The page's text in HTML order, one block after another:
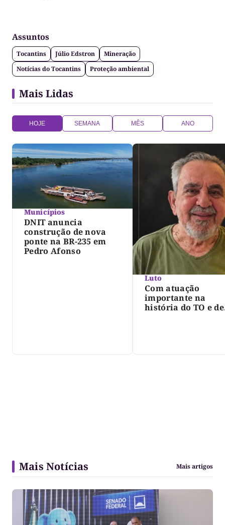
Assuntos
Tocantins Júlio Edstron
Mineração
Notícias do Tocantins
Proteção ambiental
Mais Lidas
HOJE SEMANA MÊS ANO
Municípios
DNIT anuncia
construção de nova
ponte na BR-235 em
Pedro Afonso
Luto
Com atuação
importante na
história do TO e de
Mais Notícias Mais artigos